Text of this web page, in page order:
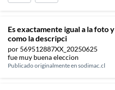
Es exactamente igual a la foto y
como la descripci
por 569512887XX_20250625
fue muy buena eleccion
Publicado originalmente en sodimac.cl